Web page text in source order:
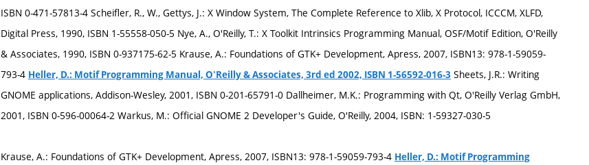
ISBN 0-471-57813-4 Scheifler, R., W., Gettys, J.: X Window System, The Complete Reference to Xlib, X Protocol, ICCCM, XLFD,
Digital Press, 1990, ISBN 1-55558-050-5 Nye, A., O'Reilly, T.: X Toolkit Intrinsics Programming Manual, OSF/Motif Edition, O'Reilly
& Associates, 1990, ISBN 0-937175-62-5 Krause, A.: Foundations of GTK+ Development, Apress, 2007, ISBN13: 978-1-59059-
793-4 Heller, D.: Motif Programming Manual, O'Reilly & Associates, 3rd ed 2002, ISBN 1-56592-016-3 Sheets, J.R.: Writing
GNOME applications, Addison-Wesley, 2001, ISBN 0-201-65791-0 Dallheimer, M.K.: Programming with Qt, O'Reilly Verlag GmbH,
2001, ISBN 0-596-00064-2 Warkus, M.: Official GNOME 2 Developer's Guide, O'Reilly, 2004, ISBN: 1-59327-030-5
Krause, A.: Foundations of GTK+ Development, Apress, 2007, ISBN13: 978-1-59059-793-4 Heller, D.: Motif Programming